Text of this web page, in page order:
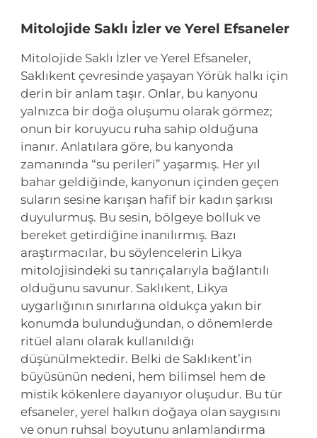
Mitolojide Saklı İzler ve Yerel Efsaneler
Mitolojide Saklı İzler ve Yerel Efsaneler,
Saklıkent çevresinde yaşayan Yörük halkı için
derin bir anlam taşır. Onlar, bu kanyonu
yalnızca bir doğa oluşumu olarak görmez;
onun bir koruyucu ruha sahip olduğuna
inanır. Anlatılara göre, bu kanyonda
zamanında “su perileri” yaşarmış. Her yıl
bahar geldiğinde, kanyonun içinden geçen
suların sesine karışan hafif bir kadın şarkısı
duyulurmuş. Bu sesin, bölgeye bolluk ve
bereket getirdiğine inanılırmış. Bazı
araştırmacılar, bu söylencelerin Likya
mitolojisindeki su tanrıçalarıyla bağlantılı
olduğunu savunur. Saklıkent, Likya
uygarlığının sınırlarına oldukça yakın bir
konumda bulunduğundan, o dönemlerde
ritüel alanı olarak kullanıldığı
düşünülmektedir. Belki de Saklıkent’in
büyüsünün nedeni, hem bilimsel hem de
mistik kökenlere dayanıyor oluşudur. Bu tür
efsaneler, yerel halkın doğaya olan saygısını
ve onun ruhsal boyutunu anlamlandırma